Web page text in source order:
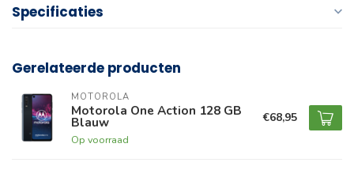
Specificaties
Gerelateerde producten
MOTOROLA
Motorola One Action 128 GB
Blauw
Op voorraad
€68,95